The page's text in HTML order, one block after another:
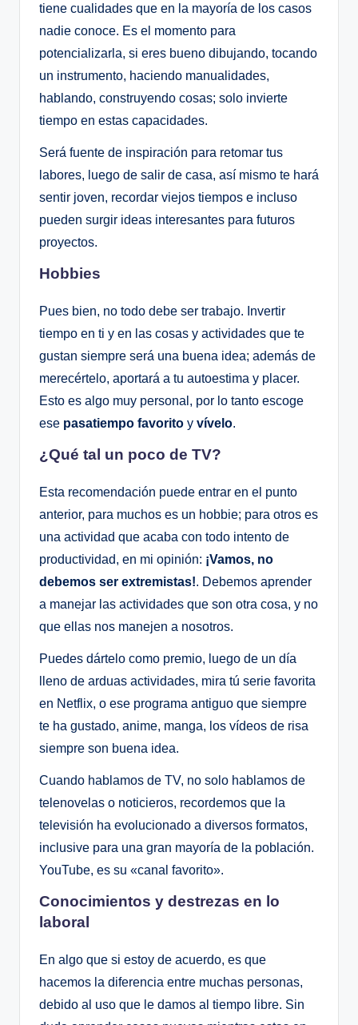
tiene cualidades que en la mayoría de los casos
nadie conoce. Es el momento para
potencializarla, si eres bueno dibujando, tocando
un instrumento, haciendo manualidades,
hablando, construyendo cosas; solo invierte
tiempo en estas capacidades.
Será fuente de inspiración para retomar tus
labores, luego de salir de casa, así mismo te hará
sentir joven, recordar viejos tiempos e incluso
pueden surgir ideas interesantes para futuros
proyectos.
Hobbies
Pues bien, no todo debe ser trabajo. Invertir
tiempo en ti y en las cosas y actividades que te
gustan siempre será una buena idea; además de
merecértelo, aportará a tu autoestima y placer.
Esto es algo muy personal, por lo tanto escoge
ese pasatiempo favorito y vívelo.
¿Qué tal un poco de TV?
Esta recomendación puede entrar en el punto
anterior, para muchos es un hobbie; para otros es
una actividad que acaba con todo intento de
productividad, en mi opinión: ¡Vamos, no
debemos ser extremistas!. Debemos aprender
a manejar las actividades que son otra cosa, y no
que ellas nos manejen a nosotros.
Puedes dártelo como premio, luego de un día
lleno de arduas actividades, mira tú serie favorita
en Netflix, o ese programa antiguo que siempre
te ha gustado, anime, manga, los vídeos de risa
siempre son buena idea.
Cuando hablamos de TV, no solo hablamos de
telenovelas o noticieros, recordemos que la
televisión ha evolucionado a diversos formatos,
inclusive para una gran mayoría de la población.
YouTube, es su «canal favorito».
Conocimientos y destrezas en lo
laboral
En algo que si estoy de acuerdo, es que
hacemos la diferencia entre muchas personas,
debido al uso que le damos al tiempo libre. Sin